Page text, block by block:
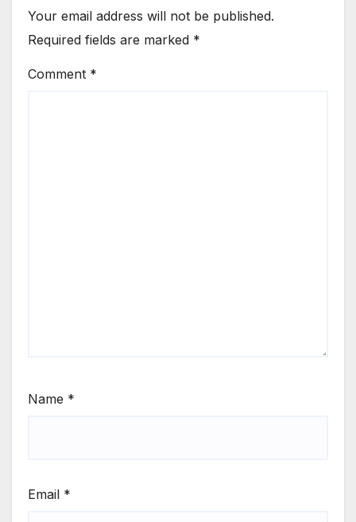
Your email address will not be published.
Required fields are marked *
Comment *
Name *
Email *